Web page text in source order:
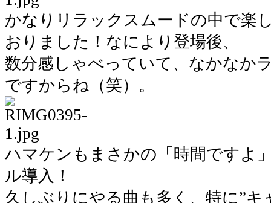
かなりリラックスムードの中で楽
おりました！なにより登場後、
数分感しゃべっていて、なかなか
ですからね（笑）。
ハマケンもまさかの「時間ですよ
ル導入！
久しぶりにやる曲も多く、特に”キ